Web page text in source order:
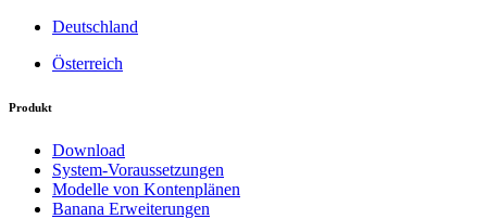
Deutschland
Österreich
Produkt
Download
System-Voraussetzungen
Modelle von Kontenplänen
Banana Erweiterungen